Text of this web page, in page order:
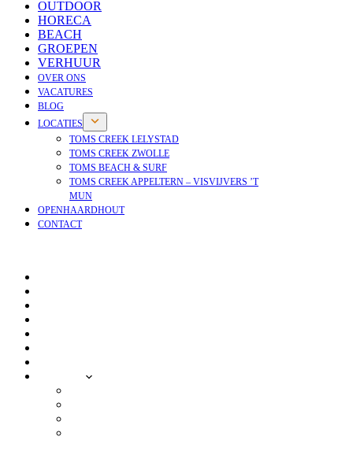
OUTDOOR
HORECA
BEACH
GROEPEN
VERHUUR
OVER ONS
VACATURES
BLOG
LOCATIES
TOMS CREEK LELYSTAD
TOMS CREEK ZWOLLE
TOMS BEACH & SURF
TOMS CREEK APPELTERN – VISVIJVERS ’T
MUN
OPENHAARDHOUT
CONTACT